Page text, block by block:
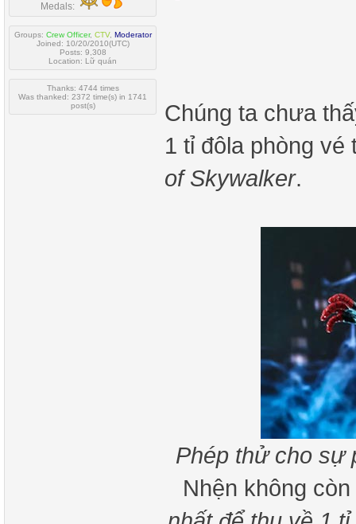
Medals:
Groups: Crew Officer, CTV, Moderator
Joined: 10/20/2010(UTC)
Posts: 9,308
Location: Lữ quán
Thanks: 4744 times
Was thanked: 2372 time(s) in 1741
post(s)
Chúng ta chưa
1 tỉ đôla phòng
of Skywalker.
Phép thử cho sự
Nhện không